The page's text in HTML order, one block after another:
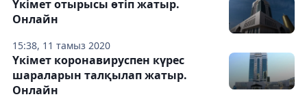
15:38, 11 тамыз 2020
Үкімет отырысы өтіп жатыр.
Онлайн
Үкімет коронавируспен күрес
шараларын талқылап жатыр.
Онлайн